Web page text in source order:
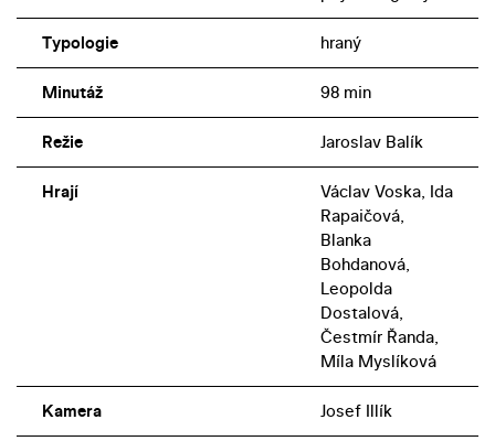
Typologie hraný
Minutáž 98 min
Režie Jaroslav Balík
Hrají
Václav Voska, Ida
Rapaičová,
Blanka
Bohdanová,
Leopolda
Dostalová,
Čestmír Řanda,
Míla Myslíková
Kamera Josef Illík